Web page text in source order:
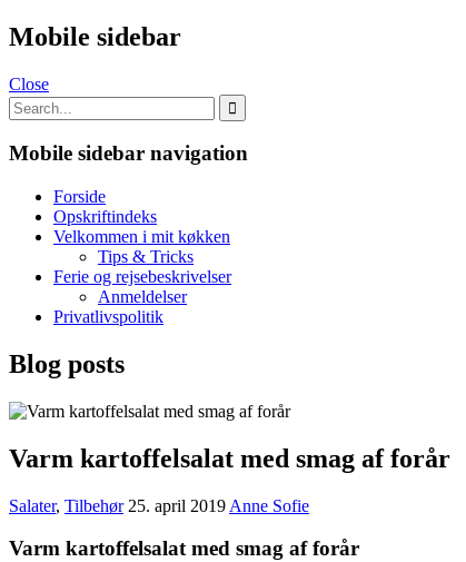
Mobile sidebar
Close
Mobile sidebar navigation
Forside
Opskriftindeks
Velkommen i mit køkken
Tips & Tricks
Ferie og rejsebeskrivelser
Anmeldelser
Privatlivspolitik
Blog posts
Varm kartoffelsalat med smag af forår
Salater, Tilbehør 25. april 2019 Anne Sofie
Varm kartoffelsalat med smag af forår